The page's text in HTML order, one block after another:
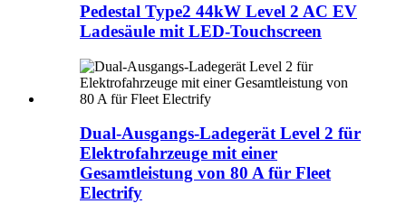
Pedestal Type2 44kW Level 2 AC EV
Ladesäule mit LED-Touchscreen
Dual-Ausgangs-Ladegerät Level 2 für
Elektrofahrzeuge mit einer
Gesamtleistung von 80 A für Fleet
Electrify